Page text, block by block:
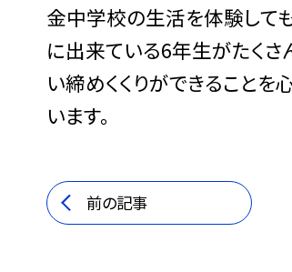
金中学校の生活を体験して
に出来ている6年生がたくさ
い締めくくりができることを
います。
前の記事